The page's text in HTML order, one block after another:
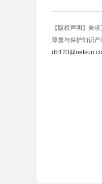
【版权声明】秉
尊重与保护知识